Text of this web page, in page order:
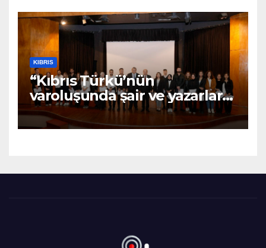
KIBRIS
“Kıbrıs Türkü’nün
varoluşunda şair ve yazarların
katkıları büyüktür” – BRTK